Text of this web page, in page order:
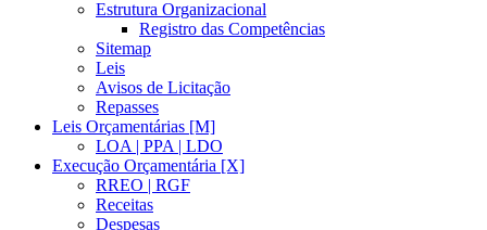
Estrutura Organizacional
Registro das Competências
Sitemap
Leis
Avisos de Licitação
Repasses
Leis Orçamentárias [M]
LOA | PPA | LDO
Execução Orçamentária [X]
RREO | RGF
Receitas
Despesas